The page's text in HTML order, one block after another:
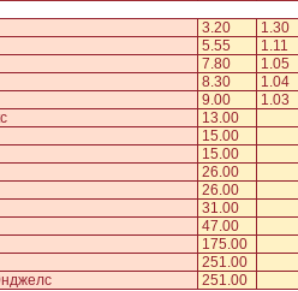
3.20
1.30
5.55
1.11
7.80
1.05
8.30
1.04
9.00
1.03
13.00
15.00
15.00
26.00
26.00
31.00
47.00
175.00
251.00
251.00